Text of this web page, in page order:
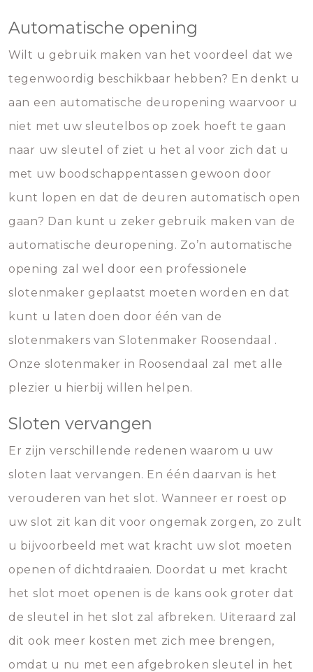
Automatische opening
Wilt u gebruik maken van het voordeel dat we
tegenwoordig beschikbaar hebben? En denkt u
aan een automatische deuropening waarvoor u
niet met uw sleutelbos op zoek hoeft te gaan
naar uw sleutel of ziet u het al voor zich dat u
met uw boodschappentassen gewoon door
kunt lopen en dat de deuren automatisch open
gaan? Dan kunt u zeker gebruik maken van de
automatische deuropening. Zo’n automatische
opening zal wel door een professionele
slotenmaker geplaatst moeten worden en dat
kunt u laten doen door één van de
slotenmakers van Slotenmaker Roosendaal .
Onze slotenmaker in Roosendaal zal met alle
plezier u hierbij willen helpen.
Sloten vervangen
Er zijn verschillende redenen waarom u uw
sloten laat vervangen. En één daarvan is het
verouderen van het slot. Wanneer er roest op
uw slot zit kan dit voor ongemak zorgen, zo zult
u bijvoorbeeld met wat kracht uw slot moeten
openen of dichtdraaien. Doordat u met kracht
het slot moet openen is de kans ook groter dat
de sleutel in het slot zal afbreken. Uiteraard zal
dit ook meer kosten met zich mee brengen,
omdat u nu met een afgebroken sleutel in het